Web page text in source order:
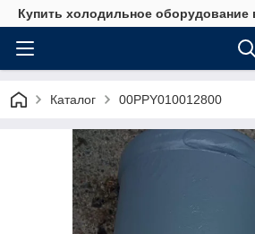
Купить холодильное оборудование
Каталог 00PPY010012800